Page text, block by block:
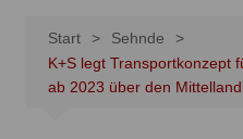
Start
Sehnde
K+S legt Transportkonzept
ab 2023 über den